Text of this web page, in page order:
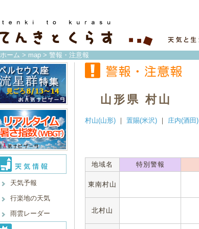
ホーム > map > 警報・注意報
天気予報
行楽地の天気
雨雲レーダー
山形県 村山
村山(山形) ｜ 置賜(米沢) ｜ 庄内(酒田)
地域名
特別警報
東南村山
北村山